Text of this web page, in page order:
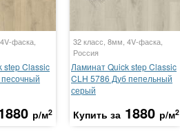
фаска,
step Classic
р/м2
32 класс, 8мм, 4V-фаска,
Россия
Ламинат Quick step Classic
CLH 5786 Дуб пепельный
серый
Купить за 1880 р/м2